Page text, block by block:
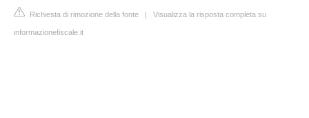
Richiesta di rimozione della fonte | Visualizza la risposta completa su
informazionefiscale.it